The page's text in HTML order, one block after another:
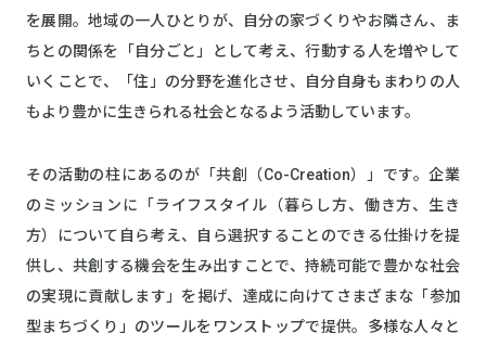
を展開。地域の一人ひとりが、自分の家づくりやお隣さん、ま
ちとの関係を「自分ごと」として考え、行動する人を増やして
いくことで、「住」の分野を進化させ、自分自身もまわりの人
もより豊かに生きられる社会となるよう活動しています。
その活動の柱にあるのが「共創（Co-Creation）」です。企業
のミッションに「ライフスタイル（暮らし方、働き方、生き
方）について自ら考え、自ら選択することのできる仕掛けを提
供し、共創する機会を生み出すことで、持続可能で豊かな社会
の実現に貢献します」を掲げ、達成に向けてさまざまな「参加
型まちづくり」のツールをワンストップで提供。多様な人々と